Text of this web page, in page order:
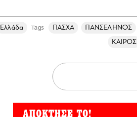
Ελλάδα Tags ΠΑΣΧΑ ΠΑΝΣΕΛΗΝΟΣ
ΚΑΙΡΟΣ
ΑΠΟΚΤΗΣΕ ΤΟ!